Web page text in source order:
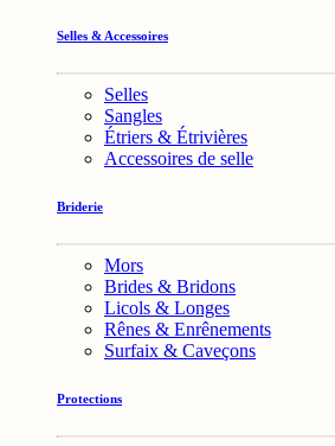
Selles & Accessoires
Selles
Sangles
Étriers & Étrivières
Accessoires de selle
Briderie
Mors
Brides & Bridons
Licols & Longes
Rênes & Enrênements
Surfaix & Caveçons
Protections